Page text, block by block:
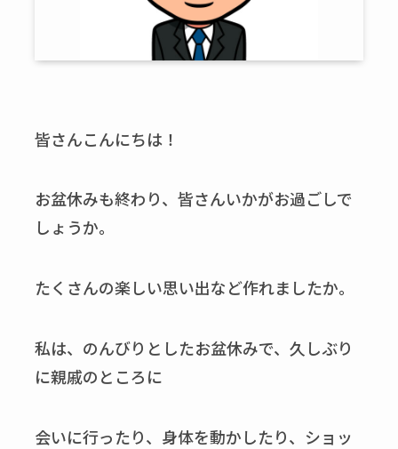
皆さんこんにちは！
お盆休みも終わり、皆さんいかがお過ごしで
しょうか。
たくさんの楽しい思い出など作れましたか。
私は、のんびりとしたお盆休みで、久しぶり
に親戚のところに
会いに行ったり、身体を動かしたり、ショッ